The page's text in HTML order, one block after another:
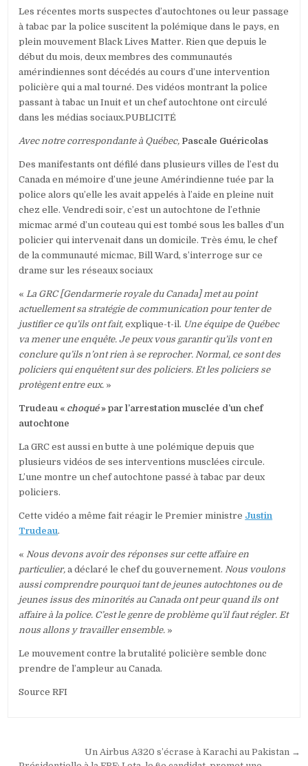
DE
PLUS
PLUS
Les récentes morts suspectes d’autochtones ou leur passage
à tabac par la police suscitent la polémique dans le pays, en
plein mouvement Black Lives Matter. Rien que depuis le
début du mois, deux membres des communautés
amérindiennes sont décédés au cours d’une intervention
policière qui a mal tourné. Des vidéos montrant la police
passant à tabac un Inuit et un chef autochtone ont circulé
dans les médias sociaux.PUBLICITÉ
Avec notre correspondante à Québec, Pascale Guéricolas
Des manifestants ont défilé dans plusieurs villes de l’est du
Canada en mémoire d’une jeune Amérindienne tuée par la
police alors qu’elle les avait appelés à l’aide en pleine nuit
chez elle. Vendredi soir, c’est un autochtone de l’ethnie
micmac armé d’un couteau qui est tombé sous les balles d’un
policier qui intervenait dans un domicile. Très ému, le chef
de la communauté micmac, Bill Ward, s’interroge sur ce
drame sur les réseaux sociaux
«La GRC [Gendarmerie royale du Canada] met au point
actuellement sa stratégie de communication pour tenter de
justifier ce qu’ils ont fait,explique-t-il. Une équipe de Québec
va mener une enquête. Je peux vous garantir qu’ils vont en
conclure qu’ils n’ont rien à se reprocher. Normal, ce sont des
policiers qui enquêtent sur des policiers. Et les policiers se
protègent entre eux. »
Trudeau « choqué» par l’arrestation musclée d’un chef
autochtone
La GRC est aussi en butte à une polémique depuis que
plusieurs vidéos de ses interventions musclées circule.
L’une montre un chef autochtone passé à tabac par deux
policiers.
Cette vidéo a même fait réagir le Premier ministre Justin
Trudeau.
«Nous devons avoir des réponses sur cette affaire en
particulier, a déclaré le chef du gouvernement.Nous voulons
aussi comprendre pourquoi tant de jeunes autochtones ou de
jeunes issus des minorités au Canada ont peur quand ils ont
affaire à la police. C’est le genre de problème qu’il faut régler. Et
nous allons y travailler ensemble. »
Le mouvement contre la brutalité policière semble donc
prendre de l’ampleur au Canada.
Source RFI
NavigationUn Airbus A320 s’écrase à Karachi au Pakistan →